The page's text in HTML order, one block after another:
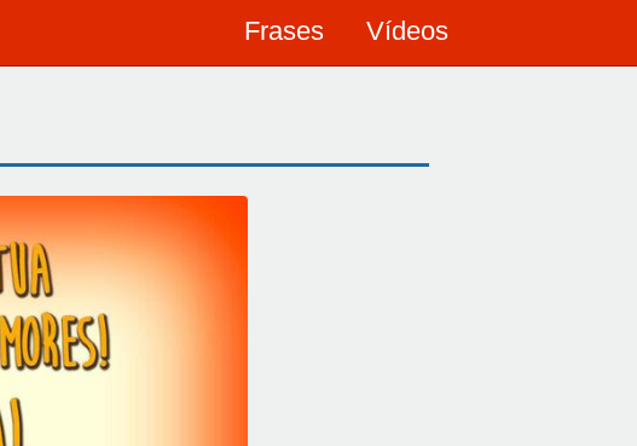
Frases Vídeos